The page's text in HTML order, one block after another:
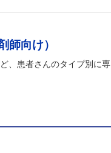
師向け）
、患者さんのタイプ別に専